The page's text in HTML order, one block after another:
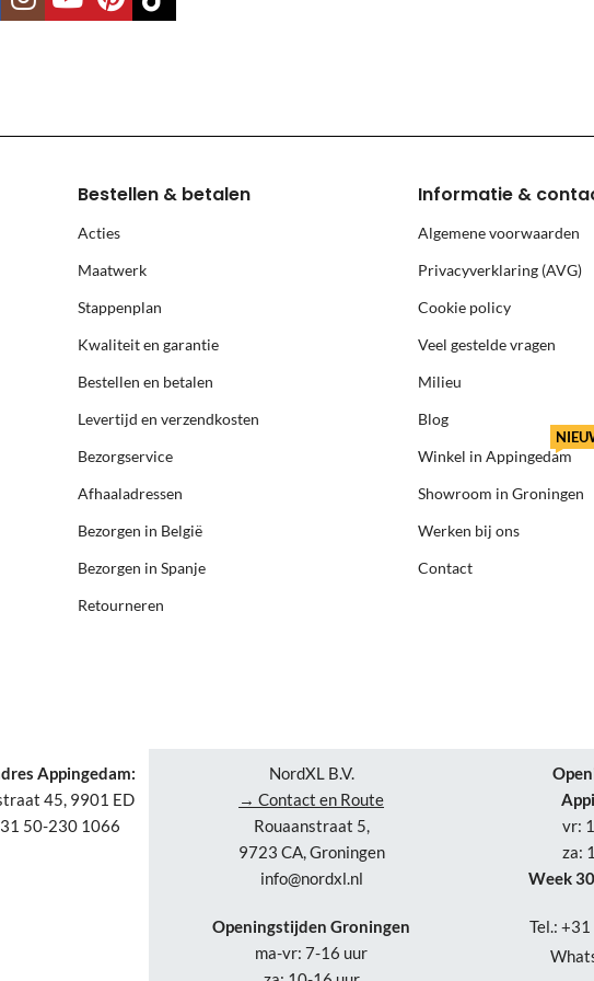
Bestellen & betalen
Acties
Maatwerk
Stappenplan
Kwaliteit en garantie
Bestellen en betalen
Levertijd en verzendkosten
Bezorgservice
Afhaaladressen
Bezorgen in België
Bezorgen in Spanje
Retourneren
Informatie &
Algemene voorwaarden
Privacyverklaring (AVG)
Cookie policy
Veel gestelde vragen
Milieu
Blog
Winkel in Appingedam
Showroom in Groningen
Werken bij ons
Contact
Appingedam:
45, 9901 ED
50-230 1066
NordXL B.V.
→ Contact en Route
Rouaanstraat 5,
9723 CA, Groningen
info@nordxl.nl
Openingstijden Groningen
ma-vr: 7-16 uur
vr:
za:
Week
Tel.: